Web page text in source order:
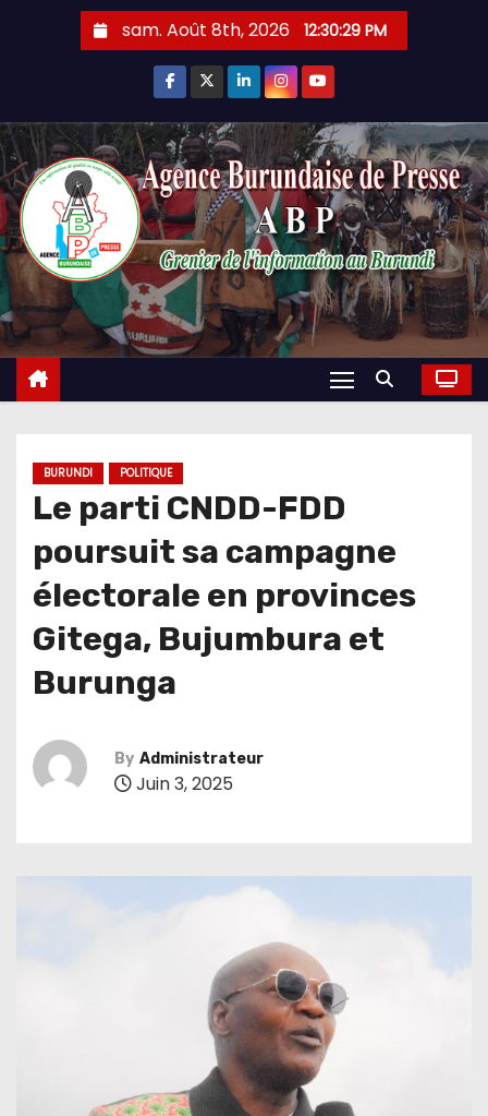
sam. Août 8th, 2026 12:30:30 PM
BURUNDI POLITIQUE
Le parti CNDD-FDD
poursuit sa campagne
électorale en provinces
Gitega, Bujumbura et
Burunga
By Administrateur
Juin 3, 2025